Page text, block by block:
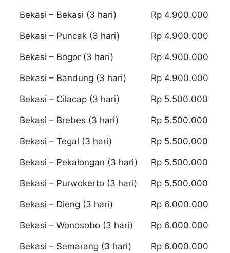
Bekasi – Bekasi (3 hari) Rp 4.900.000
Bekasi – Puncak (3 hari) Rp 4.900.000
Bekasi – Bogor (3 hari) Rp 4.900.000
Bekasi – Bandung (3 hari) Rp 4.900.000
Bekasi – Cilacap (3 hari) Rp 5.500.000
Bekasi – Brebes (3 hari) Rp 5.500.000
Bekasi – Tegal (3 hari) Rp 5.500.000
Bekasi – Pekalongan (3 hari) Rp 5.500.000
Bekasi – Purwokerto (3 hari) Rp 5.500.000
Bekasi – Dieng (3 hari) Rp 6.000.000
Bekasi – Wonosobo (3 hari) Rp 6.000.000
Bekasi – Semarang (3 hari) Rp 6.000.000